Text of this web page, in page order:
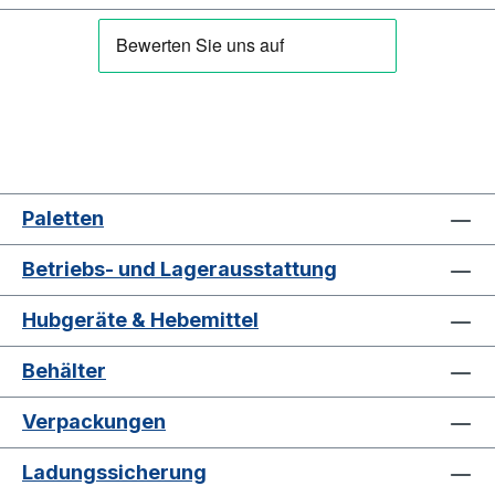
Paletten
Betriebs- und Lagerausstattung
Hubgeräte & Hebemittel
Behälter
Verpackungen
Ladungssicherung